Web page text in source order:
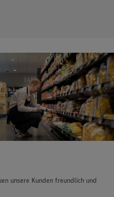
unsere Kunden freundlich und